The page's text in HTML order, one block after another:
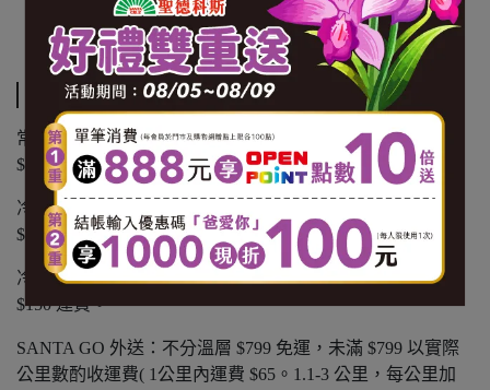
【有機認證字號】1-008-150507
運送方式
常溫商品：黑貓常溫宅配 $1200 免運，未滿 $1200 酌收
$100 運費。
冷凍商品：黑貓冷凍宅配 $1500 免運，未滿 $1500 酌收
$150 運費。
冷藏商品：黑貓冷藏宅配 $1500 免運，未滿 $1500 酌收
$150 運費。
SANTA GO 外送：不分溫層 $799 免運，未滿 $799 以實際
公里數酌收運費( 1公里內運費 $65。1.1-3 公里，每公里加